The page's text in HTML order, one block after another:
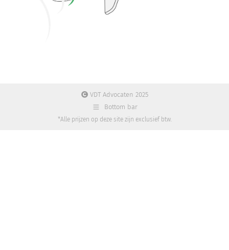
VDT Advocaten 2025
Bottom bar
*Alle prijzen op deze site zijn exclusief btw.